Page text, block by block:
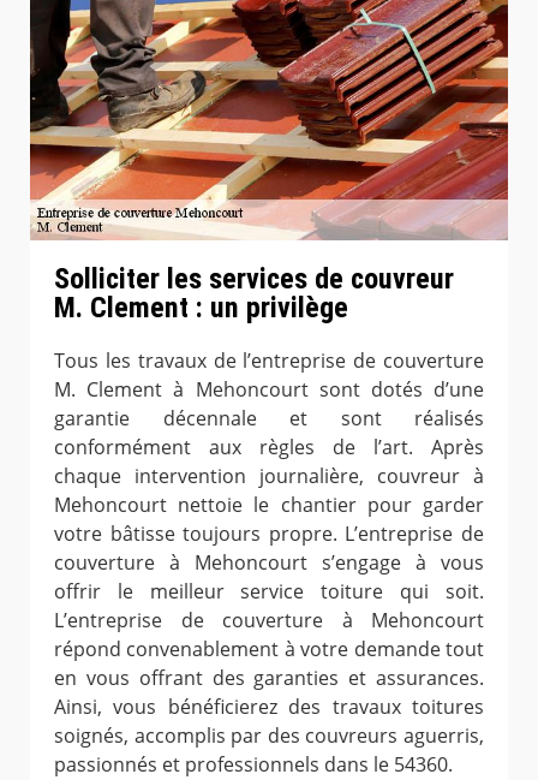
Solliciter les services de couvreur
M. Clement : un privilège
Tous les travaux de l’entreprise de couverture
M. Clement à Mehoncourt sont dotés d’une
garantie décennale et sont réalisés
conformément aux règles de l’art. Après
chaque intervention journalière, couvreur à
Mehoncourt nettoie le chantier pour garder
votre bâtisse toujours propre. L’entreprise de
couverture à Mehoncourt s’engage à vous
offrir le meilleur service toiture qui soit.
L’entreprise de couverture à Mehoncourt
répond convenablement à votre demande tout
en vous offrant des garanties et assurances.
Ainsi, vous bénéficierez des travaux toitures
soignés, accomplis par des couvreurs aguerris,
passionnés et professionnels dans le 54360.